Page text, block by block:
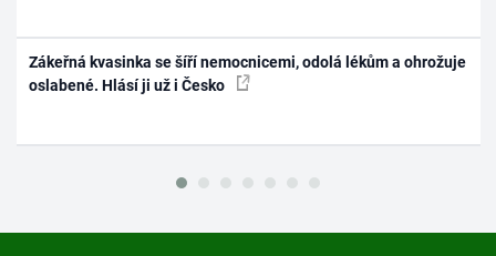
Zákeřná kvasinka se šíří nemocnicemi, odolá lékům a ohrožuje
oslabené. Hlásí ji už i Česko